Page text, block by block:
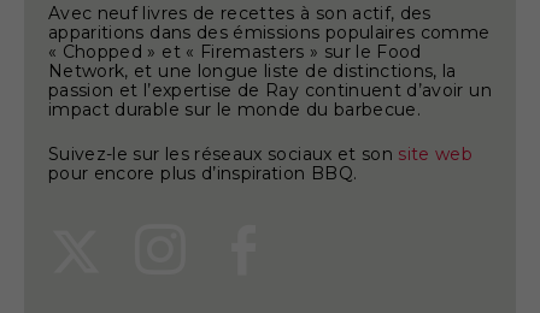
Avec neuf livres de recettes à son actif, des
apparitions dans des émissions populaires comme
« Chopped » et « Firemasters » sur le Food
Network, et une longue liste de distinctions, la
passion et l’expertise de Ray continuent d’avoir un
impact durable sur le monde du barbecue.
Suivez-le sur les réseaux sociaux et son site web
pour encore plus d’inspiration BBQ.